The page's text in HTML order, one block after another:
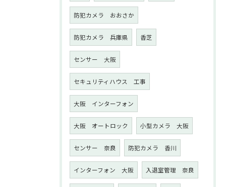
防犯カメラ おおさか
防犯カメラ 兵庫県 香芝
センサー 大阪
セキュリティハウス 工事
大阪 インターフォン
大阪 オートロック 小型カメラ 大阪
センサー 奈良 防犯カメラ 香川
インターフォン 大阪 入退室管理 奈良